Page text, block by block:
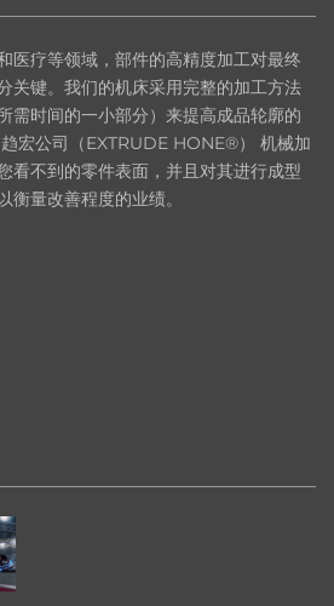
医疗等领域，部件的高精度加工对最终
关键。我们的机床采用完整的加工方法
需时间的一小部分）来提高成品轮廓的
宏公司（EXTRUDE HONE®） 机械加
看不到的零件表面，并且对其进行成型
衡量改善程度的业绩。